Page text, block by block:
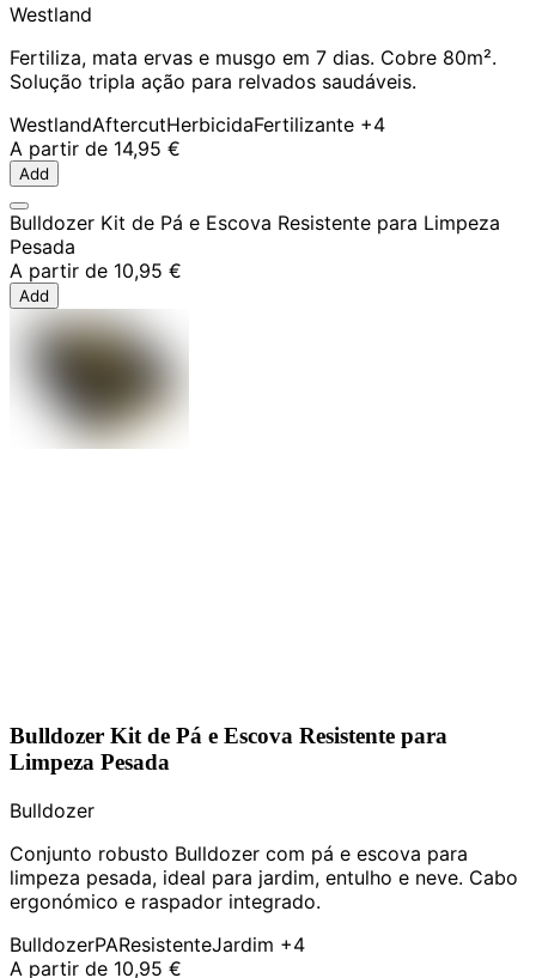
Westland
Fertiliza, mata ervas e musgo em 7 dias. Cobre 80m².
Solução tripla ação para relvados saudáveis.
WestlandAftercutHerbicidaFertilizante +4
A partir de 14,95 €
Add
Bulldozer Kit de Pá e Escova Resistente para Limpeza
Pesada
A partir de 10,95 €
Add
Bulldozer Kit de Pá e Escova Resistente para
Limpeza Pesada
Bulldozer
Conjunto robusto Bulldozer com pá e escova para
limpeza pesada, ideal para jardim, entulho e neve. Cabo
ergonómico e raspador integrado.
BulldozerPAResistenteJardim +4
A partir de 10,95 €